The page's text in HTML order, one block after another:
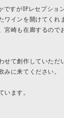
すがOPレセプション
ワインを開けてくれ
宮崎も在廊するので
せて創作していただ
みに来てください。
います。